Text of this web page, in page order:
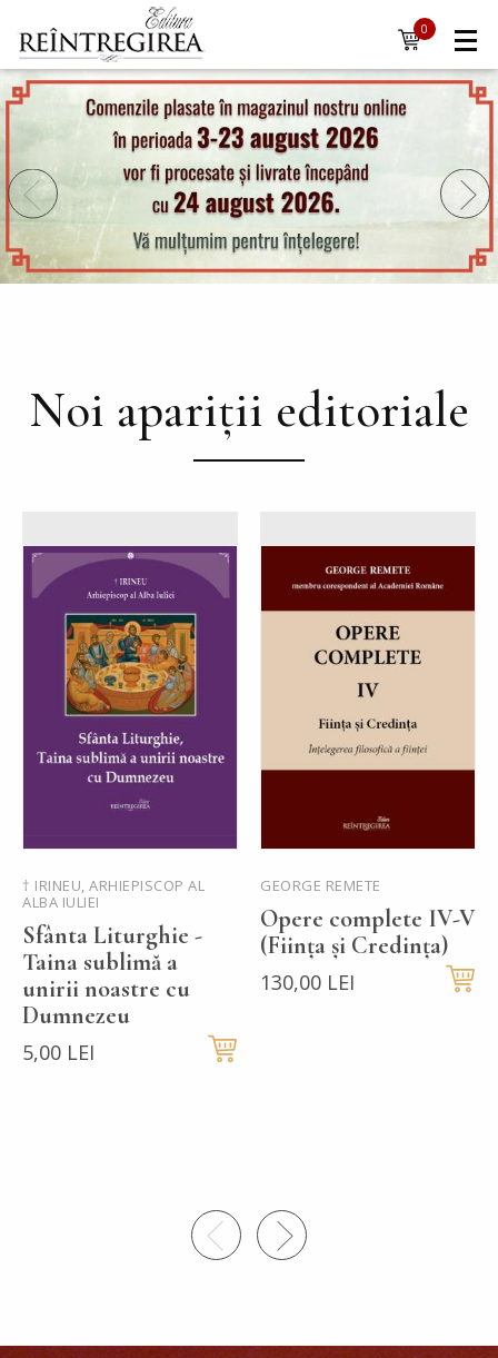
Mergi la conţinutul principal
Navigare
principală
0
items
Noi apariții editoriale
† IRINEU, ARHIEPISCOP AL
ALBA IULIEI
Sfânta Liturghie -
Taina sublimă a
unirii noastre cu
Dumnezeu
5,00 LEI
GEORGE REMETE
Opere complete IV-V
(Ființa și Credința)
130,00 LEI